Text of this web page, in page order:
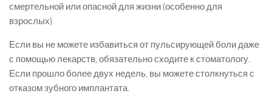
смертельной или опасной для жизни (особенно для
взрослых).
Если вы не можете избавиться от пульсирующей боли даже
с помощью лекарств, обязательно сходите к стоматологу.
Если прошло более двух недель, вы можете столкнуться с
отказом зубного имплантата.